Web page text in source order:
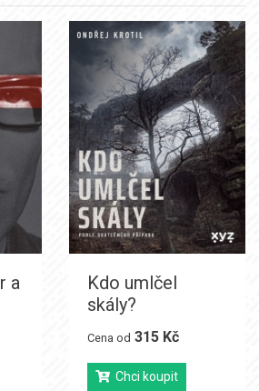
a
Kdo umlčel
skály?
Cena od 315 Kč
Chci koupit